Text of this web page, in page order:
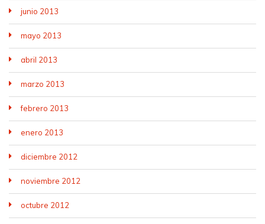
junio 2013
mayo 2013
abril 2013
marzo 2013
febrero 2013
enero 2013
diciembre 2012
noviembre 2012
octubre 2012